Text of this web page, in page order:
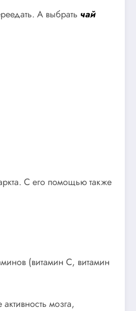
А выбрать чай
С его помощью также
(витамин С, витамин
мозга,